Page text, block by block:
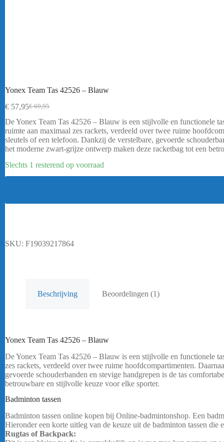
Yonex Team Tas 42526 – Blauw
€69,95
Oorspronkelijke
prijs
was:
€ 69,95.
€ 57,95Huidige
prijs
is:
€ 57,95.
De Yonex Team Tas 42526 – Blauw is een stijlvolle en functionele
ruimte aan maximaal zes rackets, verdeeld over twee ruime
sleutels of een telefoon. Dankzij de verstelbare, gevoerde
het moderne zwart-grijze ontwerp maken deze racketbag tot een
Slechts 1 resterend op voorraad
SKU: F19039217864
Beschrijving Beoordelingen (1)
Yonex Team Tas 42526 – Blauw
De Yonex Team Tas 42526 – Blauw is een stijlvolle en functionele
zes rackets, verdeeld over twee ruime hoofdcompartimenten.
gevoerde schouderbanden en stevige handgrepen is de tas
betrouwbare en stijlvolle keuze voor elke sporter.
Badminton tassen
Badminton tassen online kopen bij Online-badmintonshop. Een
Hieronder een korte uitleg van de keuze uit de badminton tassen die
Rugtas of Backpack: